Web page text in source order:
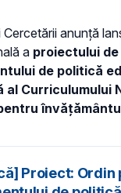
anunță
a proiectului
de politică
al Curriculumului
Proiect: Ordin